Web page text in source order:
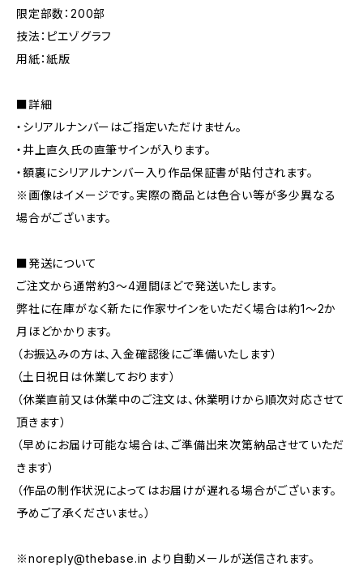
限定部数：200部
技法：ピエゾグラフ
用紙：紙版
■詳細
・シリアルナンバーはご指定いただけません。
・井上直久氏の直筆サインが入ります。
・額裏にシリアルナンバー入り作品保証書が貼付されます。
※画像はイメージです。実際の商品とは色合い等が多少異なる
場合がございます。
■発送について
ご注文から通常約3〜4週間ほどで発送いたします。
弊社に在庫がなく新たに作家サインをいただく場合は約1〜2か
月ほどかかります。
（お振込みの方は、入金確認後にご準備いたします）
（土日祝日は休業しております）
（休業直前又は休業中のご注文は、休業明けから順次対応させて
頂きます）
（早めにお届け可能な場合は、ご準備出来次第納品させていただ
きます）
（作品の制作状況によってはお届けが遅れる場合がございます。
予めご了承くださいませ。）
※noreply@thebase.in より自動メールが送信されます。